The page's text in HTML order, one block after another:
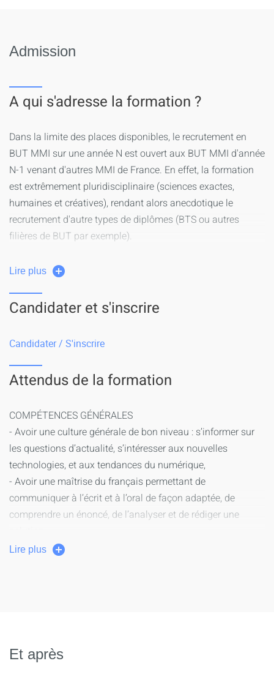
Admission
A qui s'adresse la formation ?
Dans la limite des places disponibles, le recrutement en
BUT MMI sur une année N est ouvert aux BUT MMI d'année
N-1 venant d'autres MMI de France. En effet, la formation
est extrêmement pluridisciplinaire (sciences exactes,
humaines et créatives), rendant alors anecdotique le
recrutement d'autre types de diplômes (BTS ou autres
filières de BUT par exemple).
Le recrutement se fait via une commission d'admission qui
étudie le dossier académique, le profil et le projet du
candidat. Un entretien individuel peut être proposé.
mai.
Lire plus
Candidater et s'inscrire
Candidater / S'inscrire
Attendus de la formation
COMPÉTENCES GÉNÉRALES
- Avoir une culture générale de bon niveau : s’informer sur
les questions d’actualité, s’intéresser aux nouvelles
technologies, et aux tendances du numérique,
- Avoir une maîtrise du français permettant de
communiquer à l’écrit et à l’oral de façon adaptée, de
comprendre un énoncé, de l’analyser et de rédiger une
- Avoir une connaissance suffisante de l’anglais permettant
- Être capable d’évoluer dans un environnement numérique
et détenir des connaissances de base en bureautique.
Lire plus
Et après